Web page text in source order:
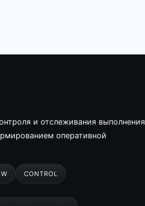
и отслеживания выполнения
оперативной
CONTROL